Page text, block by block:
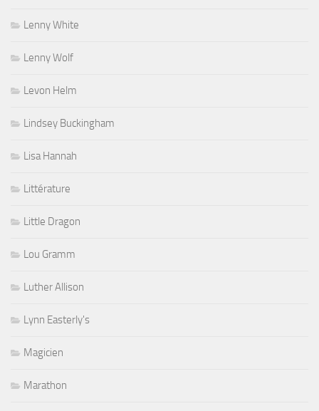
Lenny White
Lenny Wolf
Levon Helm
Lindsey Buckingham
Lisa Hannah
Littérature
Little Dragon
Lou Gramm
Luther Allison
Lynn Easterly's
Magicien
Marathon